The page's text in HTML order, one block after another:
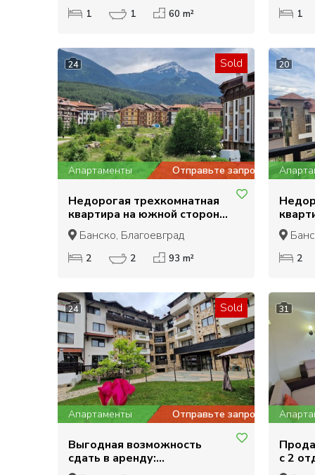
1 1 60 m² 1
24 Sold
Апартаменты Отправьте запрос
Недорогая трехкомнатная
квартира на южной стороне
с видом на горы Пирин
Банско, Благоевград
2 2 93 m²
20
Банско
2
24 Sold
Апартаменты Отправьте запрос
Выгодная возможность
сдать в аренду:
Меблированная
31
с 2
3